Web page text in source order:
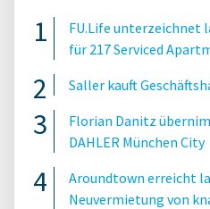
FU.Life
für 217 Serviced
Saller kauft
Florian Danitz
DAHLER München City
Aroundtown erreicht
Neuvermietung von